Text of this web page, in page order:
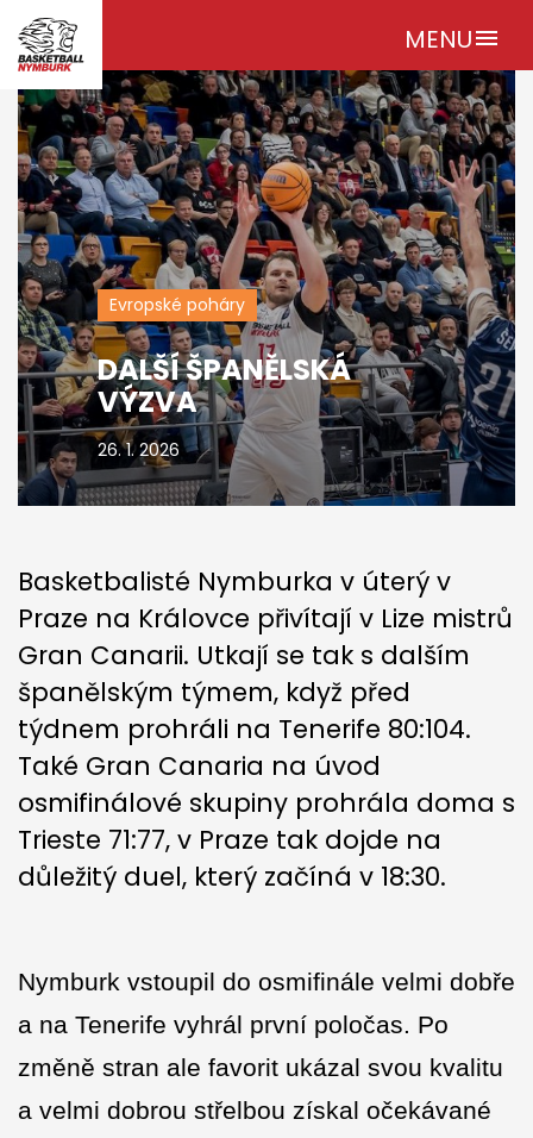
MENUmenu
Evropské poháry
DALŠÍ ŠPANĚLSKÁ
VÝZVA
26. 1. 2026
Basketbalisté Nymburka v úterý v
Praze na Královce přivítají v Lize mistrů
Gran Canarii. Utkají se tak s dalším
španělským týmem, když před
týdnem prohráli na Tenerife 80:104.
Také Gran Canaria na úvod
osmifinálové skupiny prohrála doma s
Trieste 71:77, v Praze tak dojde na
důležitý duel, který začíná v 18:30.
Nymburk vstoupil do osmifinále velmi dobře
a na Tenerife vyhrál první poločas. Po
změně stran ale favorit ukázal svou kvalitu
a velmi dobrou střelbou získal očekávané